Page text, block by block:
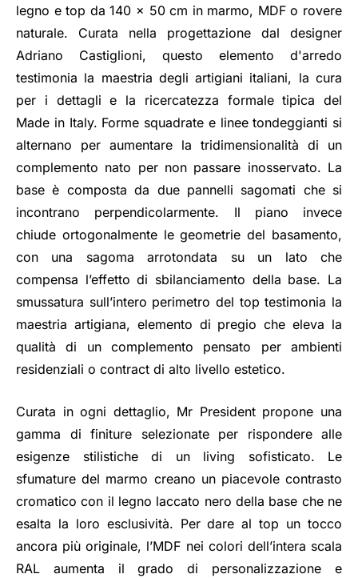
legno e top da 140 x 50 cm in marmo, MDF o rovere
naturale. Curata nella progettazione dal designer
Adriano Castiglioni, questo elemento d'arredo
testimonia la maestria degli artigiani italiani, la cura
per i dettagli e la ricercatezza formale tipica del
Made in Italy. Forme squadrate e linee tondeggianti si
alternano per aumentare la tridimensionalità di un
complemento nato per non passare inosservato. La
base è composta da due pannelli sagomati che si
incontrano perpendicolarmente. Il piano invece
chiude ortogonalmente le geometrie del basamento,
con una sagoma arrotondata su un lato che
compensa l’effetto di sbilanciamento della base. La
smussatura sull’intero perimetro del top testimonia la
maestria artigiana, elemento di pregio che eleva la
qualità di un complemento pensato per ambienti
residenziali o contract di alto livello estetico.
Curata in ogni dettaglio, Mr President propone una
gamma di finiture selezionate per rispondere alle
esigenze stilistiche di un living sofisticato. Le
sfumature del marmo creano un piacevole contrasto
cromatico con il legno laccato nero della base che ne
esalta la loro esclusività. Per dare al top un tocco
ancora più originale, l’MDF nei colori dell’intera scala
RAL aumenta il grado di personalizzazione e